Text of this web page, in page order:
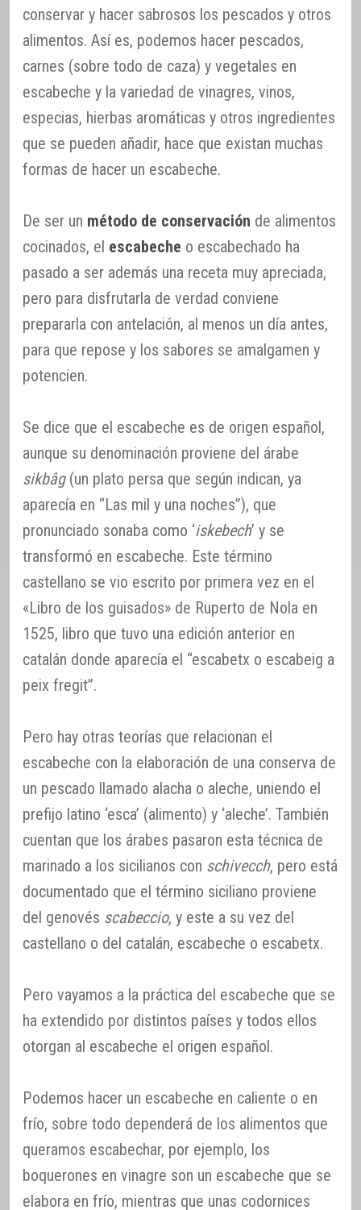
conservar y hacer sabrosos los pescados y otros
alimentos. Así es, podemos hacer pescados,
carnes (sobre todo de caza) y vegetales en
escabeche y la variedad de vinagres, vinos,
especias, hierbas aromáticas y otros ingredientes
que se pueden añadir, hace que existan muchas
formas de hacer un escabeche.
De ser un método de conservación de alimentos
cocinados, el escabeche o escabechado ha
pasado a ser además una receta muy apreciada,
pero para disfrutarla de verdad conviene
prepararla con antelación, al menos un día antes,
para que repose y los sabores se amalgamen y
potencien.
Se dice que el escabeche es de origen español,
aunque su denominación proviene del árabe
sikbâg(un plato persa que según indican, ya
aparecía en “Las mil y una noches”), que
pronunciado sonaba como ‘iskebech’ y se
transformó en escabeche. Este término
castellano se vio escrito por primera vez en el
«Libro de los guisados» de Ruperto de Nola en
1525, libro que tuvo una edición anterior en
catalán donde aparecía el “escabetx o escabeig a
peix fregit”.
Pero hay otras teorías que relacionan el
escabeche con la elaboración de una conserva de
un pescado llamado alacha o aleche, uniendo el
prefijo latino ‘esca’ (alimento) y ‘aleche’. También
cuentan que los árabes pasaron esta técnica de
marinado a los sicilianos con schivecch, pero está
documentado que el término siciliano proviene
del genovés scabeccio, y este a su vez del
castellano o del catalán, escabeche o escabetx.
Pero vayamos a la práctica del escabeche que se
ha extendido por distintos países y todos ellos
otorgan al escabeche el origen español.
Podemos hacer un escabeche en caliente o en
frío, sobre todo dependerá de los alimentos que
queramos escabechar, por ejemplo, los
boquerones en vinagre son un escabeche que se
elabora en frío, mientras que unas codornices